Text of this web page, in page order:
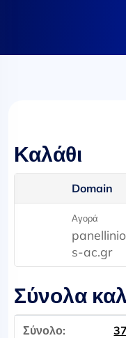
Καλάθι
Domain
Αγορά
panellinio
s-ac.gr
Σύνολα